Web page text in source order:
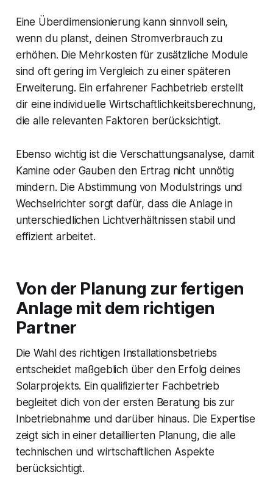
Eine Überdimensionierung kann sinnvoll sein,
wenn du planst, deinen Stromverbrauch zu
erhöhen. Die Mehrkosten für zusätzliche Module
sind oft gering im Vergleich zu einer späteren
Erweiterung. Ein erfahrener Fachbetrieb erstellt
dir eine individuelle Wirtschaftlichkeitsberechnung,
die alle relevanten Faktoren berücksichtigt.
Ebenso wichtig ist die Verschattungsanalyse, damit
Kamine oder Gauben den Ertrag nicht unnötig
mindern. Die Abstimmung von Modulstrings und
Wechselrichter sorgt dafür, dass die Anlage in
unterschiedlichen Lichtverhältnissen stabil und
effizient arbeitet.
Von der Planung zur fertigen
Anlage mit dem richtigen
Partner
Die Wahl des richtigen Installationsbetriebs
entscheidet maßgeblich über den Erfolg deines
Solarprojekts. Ein qualifizierter Fachbetrieb
begleitet dich von der ersten Beratung bis zur
Inbetriebnahme und darüber hinaus. Die Expertise
zeigt sich in einer detaillierten Planung, die alle
technischen und wirtschaftlichen Aspekte
berücksichtigt.